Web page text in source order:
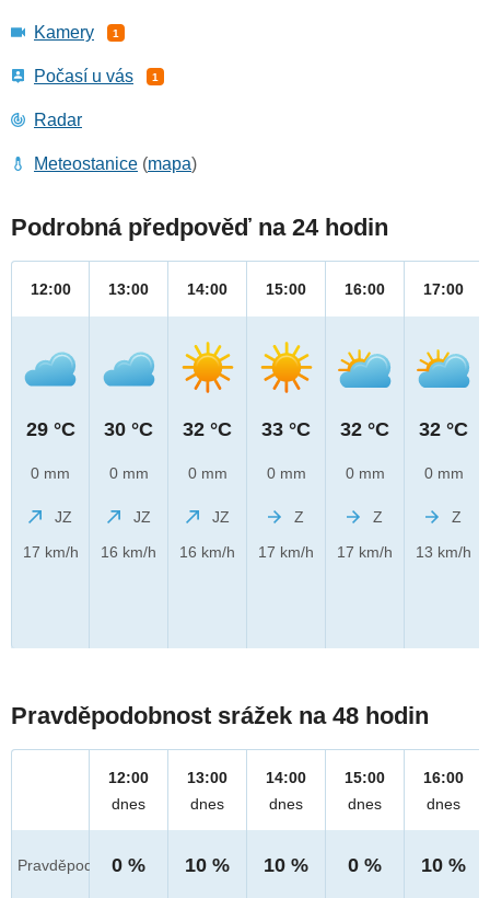
Kamery 1
Počasí u vás 1
Radar
Meteostanice (mapa)
Podrobná předpověď na 24 hodin
12:00
29 °C
0 mm
JZ
17 km/h
13:00
30 °C
0 mm
JZ
16 km/h
14:00
32 °C
0 mm
JZ
16 km/h
15:00
33 °C
0 mm
Z
17 km/h
16:00
32 °C
0 mm
Z
17 km/h
17:00
32 °C
0 mm
Z
13 km/h
Pravděpodobnost srážek na 48 hodin
Pravděpod.
12:00
dnes
0 %
13:00
dnes
10 %
14:00
dnes
10 %
15:00
dnes
0 %
16:00
dnes
10 %